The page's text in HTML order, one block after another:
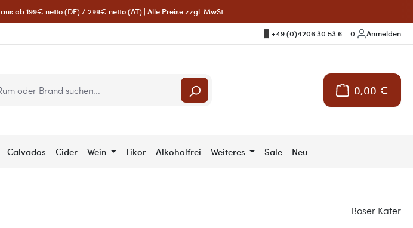
ab 199€ netto (DE) / 299€ netto (AT) | Alle Preise zzgl. MwSt.
+49 (0)4206 30 53 6 – 0 Anmelden
0,00 €
Warenkorb
Calvados Cider Wein Likör Alkoholfrei Weiteres Sale Neu
Böser Kater